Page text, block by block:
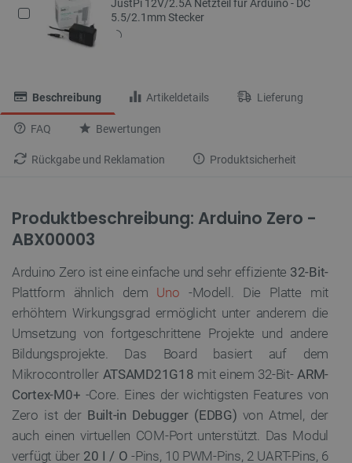
JustPi 12V/2.5A Netzteil für Arduino - DC
5.5/2.1mm Stecker
Beschreibung Artikeldetails Lieferung
FAQ Bewertungen
Rückgabe und Reklamation Produktsicherheit
Produktbeschreibung: Arduino Zero -
ABX00003
Arduino Zero ist eine einfache und sehr effiziente 32-Bit-
Plattform ähnlich dem Uno -Modell. Die Platte mit
erhöhtem Wirkungsgrad ermöglicht unter anderem die
Umsetzung von fortgeschrittene Projekte und andere
Bildungsprojekte. Das Board basiert auf dem
Mikrocontroller ATSAMD21G18 mit einem 32-Bit- ARM-
Cortex-M0+ -Core. Eines der wichtigsten Features von
Zero ist der Built-in Debugger (EDBG) von Atmel, der
auch einen virtuellen COM-Port unterstützt. Das Modul
verfügt über 20 I / O -Pins, 10 PWM-Pins, 2 UART-Pins, 6